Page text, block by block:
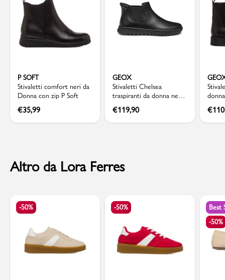
P SOFT
Stivaletti comfort neri da
Donna con zip P Soft
€35,99
GEOX
Stivaletti Chelsea
traspiranti da donna neri
Geox con design slip-on
€119,90 €
Altro da Lora Ferres
-50% -50%
Best
-50%